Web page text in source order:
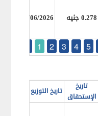
0.278 جنيه 24/06/2026
1 2 3 4 5
تاريخ
الإستحقاق تاريخ التوزيع